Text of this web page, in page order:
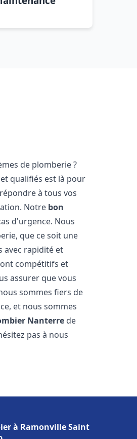
de plomberie ?
qualifiés est là pour
à tous vos
Notre bon
d'urgence. Nous
que ce soit une
avec rapidité et
compétitifs et
assurer que vous
sommes fiers de
et nous sommes
Nanterre de
pas à nous
à Ramonville Saint